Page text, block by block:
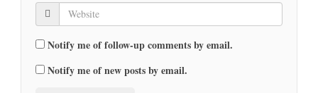
Notify me of follow-up comments by email.
Notify me of new posts by email.